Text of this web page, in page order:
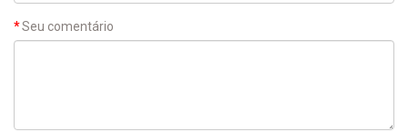
Seu comentário